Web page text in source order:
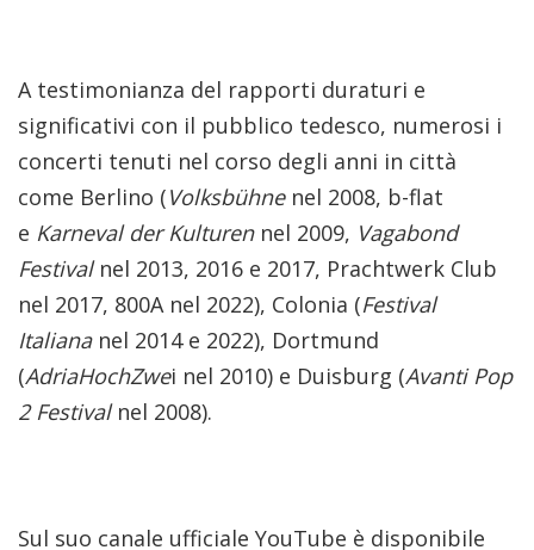
A testimonianza del rapporti duraturi e
significativi con il pubblico tedesco, numerosi i
concerti tenuti nel corso degli anni in città
come Berlino (Volksbühnenel 2008, b-flat
e Karneval der Kulturennel 2009, Vagabond
Festivalnel 2013, 2016 e 2017, Prachtwerk Club
nel 2017, 800A nel 2022), Colonia (Festival
Italiana nel 2014 e 2022), Dortmund
(AdriaHochZwei nel 2010) e Duisburg (Avanti Pop
2 Festivalnel 2008).
Sul suo canale ufficiale YouTube è disponibile